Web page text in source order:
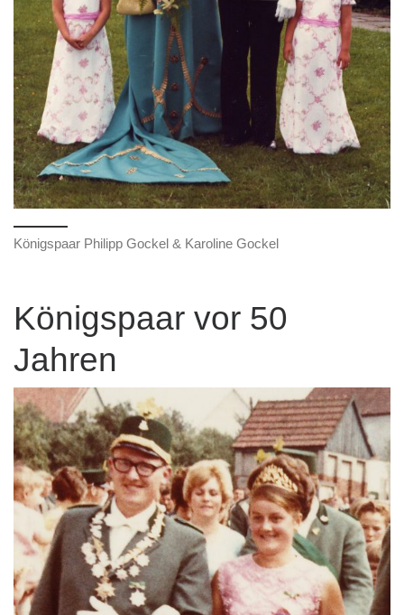
Königspaar Philipp Gockel & Karoline Gockel
Königspaar vor 50
Jahren